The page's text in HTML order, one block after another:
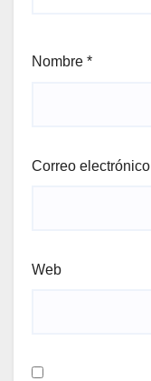
Nombre *
Correo electrónico
Web